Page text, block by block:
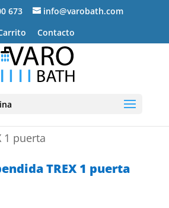
673
info@varobath.com
Contacto
1 puerta
TREX 1 puerta